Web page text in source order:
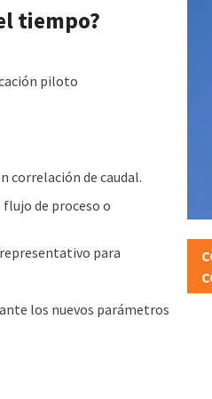
tiempo?
piloto
correlación de caudal.
de proceso o
para
los nuevos parámetros